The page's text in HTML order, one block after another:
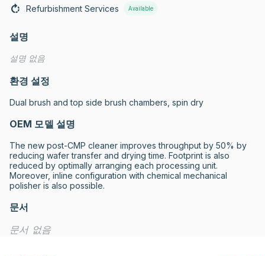
Refurbishment Services Available
설명
설명 없음
환경 설정
Dual brush and top side brush chambers, spin dry
OEM 모델 설명
The new post-CMP cleaner improves throughput by 50% by
reducing wafer transfer and drying time. Footprint is also
reduced by optimally arranging each processing unit.
Moreover, inline configuration with chemical mechanical
polisher is also possible.
문서
문서 없음